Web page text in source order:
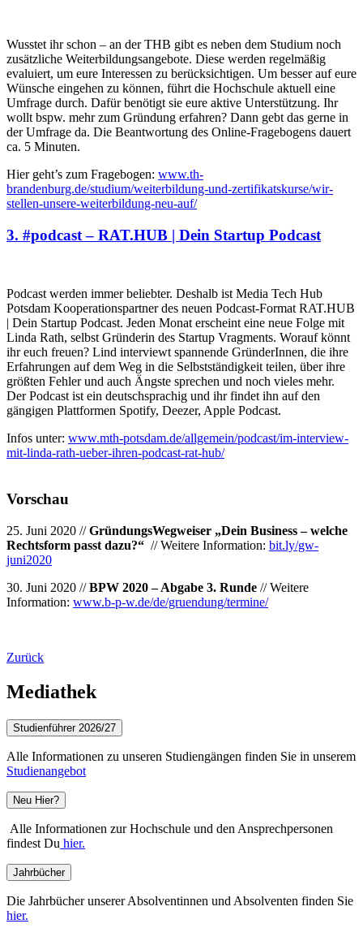
Wusstet ihr schon – an der THB gibt es neben dem Studium noch
zusätzliche Weiterbildungsangebote. Diese werden regelmäßig
evaluiert, um eure Interessen zu berücksichtigen. Um besser auf eure
Wünsche eingehen zu können, führt die Hochschule aktuell eine
Umfrage durch. Dafür benötigt sie eure aktive Unterstützung. Ihr
wollt bspw. mehr zum Gründung erfahren? Dann gebt das gerne in
der Umfrage da. Die Beantwortung des Online-Fragebogens dauert
ca. 5 Minuten.
Hier geht’s zum Fragebogen: www.th-
brandenburg.de/studium/weiterbildung-und-zertifikatskurse/wir-
stellen-unsere-weiterbildung-neu-auf/
3. #podcast – RAT.HUB | Dein Startup Podcast
Podcast werden immer beliebter. Deshalb ist Media Tech Hub
Potsdam Kooperationspartner des neuen Podcast-Format RAT.HUB
| Dein Startup Podcast. Jeden Monat erscheint eine neue Folge mit
Linda Rath, selbst Gründerin des Startup Vragments. Worauf könnt
ihr euch freuen? Lind interviewt spannende GründerInnen, die ihre
Erfahrungen auf dem Weg in die Selbstständigkeit teilen, über ihre
größten Fehler und auch Ängste sprechen und noch vieles mehr.
Der Podcast ist ein deutschsprachig und ihr findet ihn auf den
gängigen Plattformen Spotify, Deezer, Apple Podcast.
Infos unter: www.mth-potsdam.de/allgemein/podcast/im-interview-
mit-linda-rath-ueber-ihren-podcast-rat-hub/
Vorschau
25. Juni 2020 //GründungsWegweiser „Dein Business – welche
Rechtsform passt dazu?“ // Weitere Information: bit.ly/gw-
juni2020
30. Juni 2020 //BPW 2020 – Abgabe 3. Runde // Weitere
Information: www.b-p-w.de/de/gruendung/termine/
Zurück
Mediathek
Studienführer 2026/27
Alle Informationen zu unseren Studiengängen finden Sie in unserem
Studienangebot
Neu Hier?
Alle Informationen zur Hochschule und den Ansprechpersonen
findest Du hier.
Jahrbücher
Die Jahrbücher unserer Absolventinnen und Absolventen finden Sie
hier.